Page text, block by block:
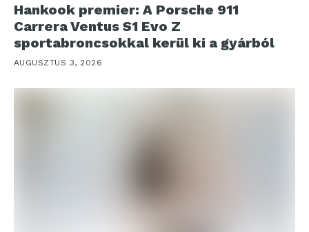
Hankook premier: A Porsche 911
Carrera Ventus S1 Evo Z
sportabroncsokkal kerül ki a gyárból
AUGUSZTUS 3, 2026